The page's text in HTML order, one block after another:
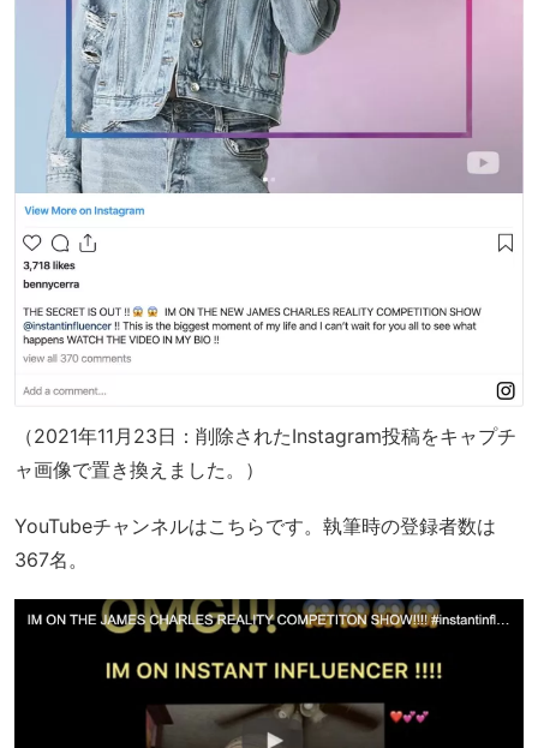
（2021年11月23日：削除されたInstagram投稿をキャプチ
ャ画像で置き換えました。）
YouTubeチャンネルはこちらです。執筆時の登録者数は
367名。